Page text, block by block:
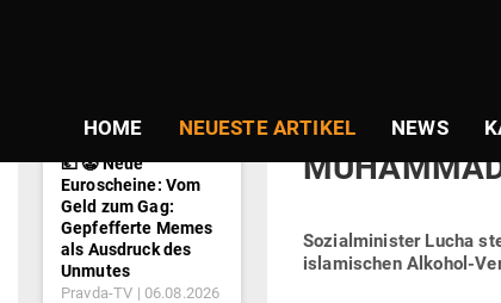
HOME NEUESTE ARTIKEL NEWS
WIEDER
Sozi­al­mi­nister Lucha
isla­mi­schen Alkohol-
💶 🤡 Neue
Euroscheine: Vom
Geld zum Gag:
Gepfefferte Memes
als Ausdruck des
Unmutes
Pravda-TV 06.08.2026